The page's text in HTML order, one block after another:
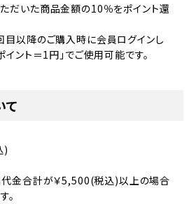
だいた商品金額の10％をポイント還
目以降のご購入時に会員ログインし
イント＝1円」でご使用可能です。
て
)
金合計が￥5,500(税込)以上の場合
。